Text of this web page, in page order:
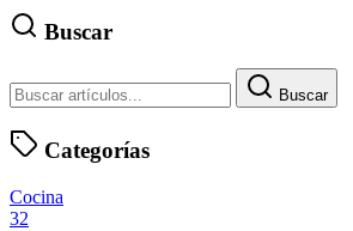
Buscar
Buscar
Categorías
Cocina
32